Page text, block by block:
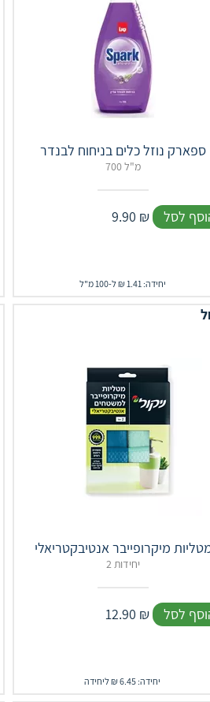
ספארק נוזל כלים בניחוח לבנדר
700 מ"ל
9.90 ₪ לסל
יחידה: 1.41 ₪ ל-100 מ"ל
מיקרופייבר אנטיבקטריאלי
2 יחידות
12.90 ₪ לסל
יחידה: 6.45 ₪ ליחידה